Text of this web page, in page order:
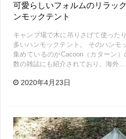
可愛らしいフォルムのリラッ
ンモックテント
キャンプ場で木に吊りさげて使った
多いハンモックテント。 そのハンモ
集めているのがCacoon（カターン
数の雑誌にも紹介されており、海外…
2020年4月23日